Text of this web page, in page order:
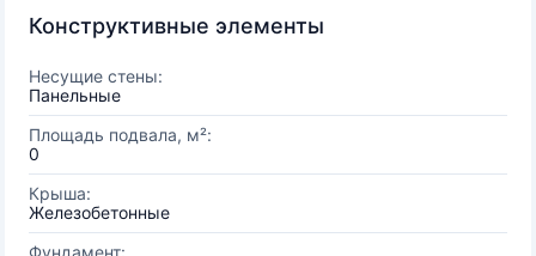
Конструктивные элементы
Несущие стены:
Панельные
Площадь подвала, м²:
0
Крыша:
Железобетонные
Фундамент: